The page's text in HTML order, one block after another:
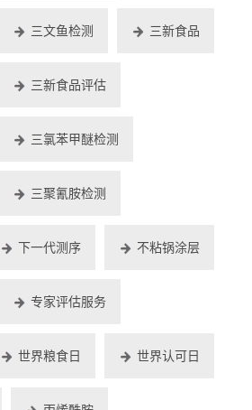
三文鱼检测 三新食品
三新食品评估
三氯苯甲醚检测
三聚氰胺检测
下一代测序 不粘锅涂层
专家评估服务
世界粮食日 世界认可日